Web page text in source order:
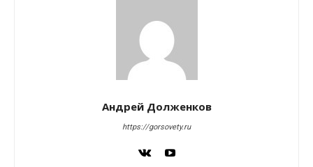
Андрей Долженков
https://gorsovety.ru